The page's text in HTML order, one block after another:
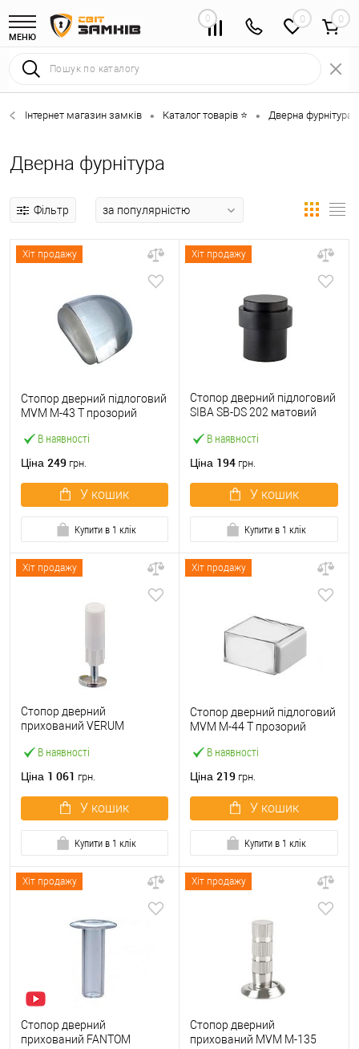
МЕНЮ
0 0
Інтернет магазин замків • Каталог товарів ⭐ • Дверна фурнітура
Дверна фурнітура
Фільтр
Хіт продажу
В наявності
Стопор дверний підлоговий
MVM M-43 T прозорий
Ціна 249 грн.
У кошик
Купити в 1 клік
Хіт продажу
В наявності
Стопор дверний підлоговий
SIBA SB-DS 202 матовий
Ціна 194 грн.
У кошик
Купити в 1 клік
Хіт продажу
В наявності
Стопор дверний
прихований VERUM
Ціна 1 061 грн.
У кошик
Купити в 1 клік
Хіт продажу
В наявності
Стопор дверний підлоговий
MVM M-44 T прозорий
Ціна 219 грн.
У кошик
Купити в 1 клік
Хіт продажу
Стопор дверний
прихований FANTOM
Хіт продажу
Стопор дверний
прихований MVM M-135